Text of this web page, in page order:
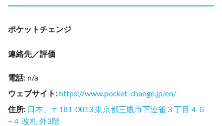
ポケットチェンジ
連絡先／評価
電話: n/a
ウェブサイト : https://www.pocket-change.jp/en/
住所: 日本、〒181-0013 東京都三鷹市下連雀３丁目４６
−４ 改札 外3階